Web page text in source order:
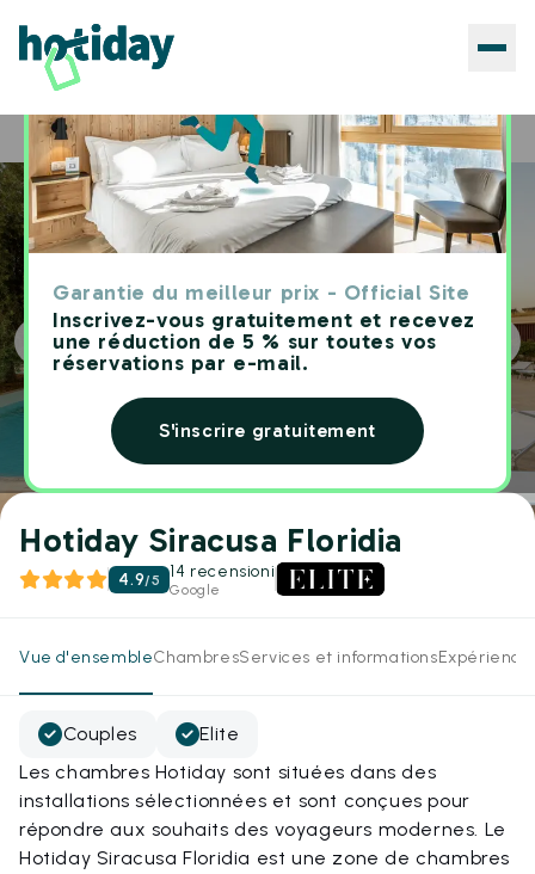
Garantie du meilleur prix - Official Site
Inscrivez-vous gratuitement et recevez
une réduction de 5 % sur toutes vos
réservations par e-mail.
S'inscrire gratuitement
Home Hôtels Hotiday Siracusa Floridia
Hotiday Siracusa Floridia
4.9/5 14 recensioni
Google
Vue d'ensembleChambresServices et informations
Couples
Elite
Les chambres Hotiday sont situées dans des
installations sélectionnées et sont conçues pour
répondre aux souhaits des voyageurs modernes. Le
Hotiday Siracusa Floridia est une zone de chambres